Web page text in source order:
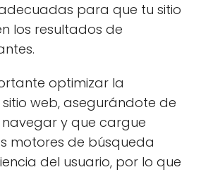
para que tu sitio
los resultados de
optimizar la
web, asegurándote de
y que cargue
motores de búsqueda
del usuario, por lo que